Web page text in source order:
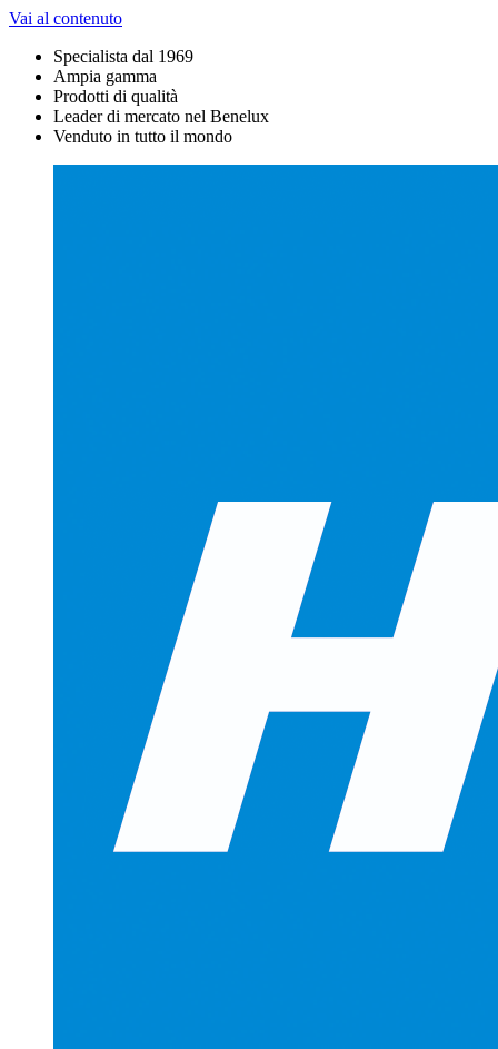
Vai al contenuto
Specialista dal 1969
Ampia gamma
Prodotti di qualità
Leader di mercato nel Benelux
Venduto in tutto il mondo